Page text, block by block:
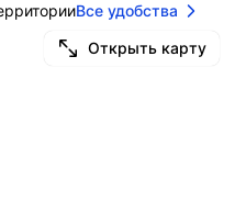
Открыть карту
Все удобства